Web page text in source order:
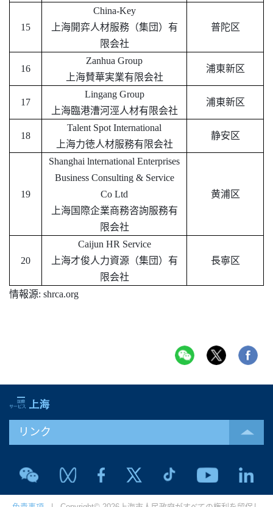
15
China-Key
上海開弈人材服務（集団）有
限会社
普陀区
16
Zanhua Group
上海賛華実業有限会社
浦東新区
17
Lingang Group
上海臨港漕河涇人材有限会社
浦東新区
18
Talent Spot International
上海力徳人材服務有限会社
静安区
19
Shanghai lnternational Enterprises
Business Consulting & Service
Co Ltd
上海国際企業商務咨詢服務有
限会社
黄浦区
20
Caijun HR Service
上海才俊人力資源（集団）有
限会社
長寧区
情報源: shrca.org
リンク